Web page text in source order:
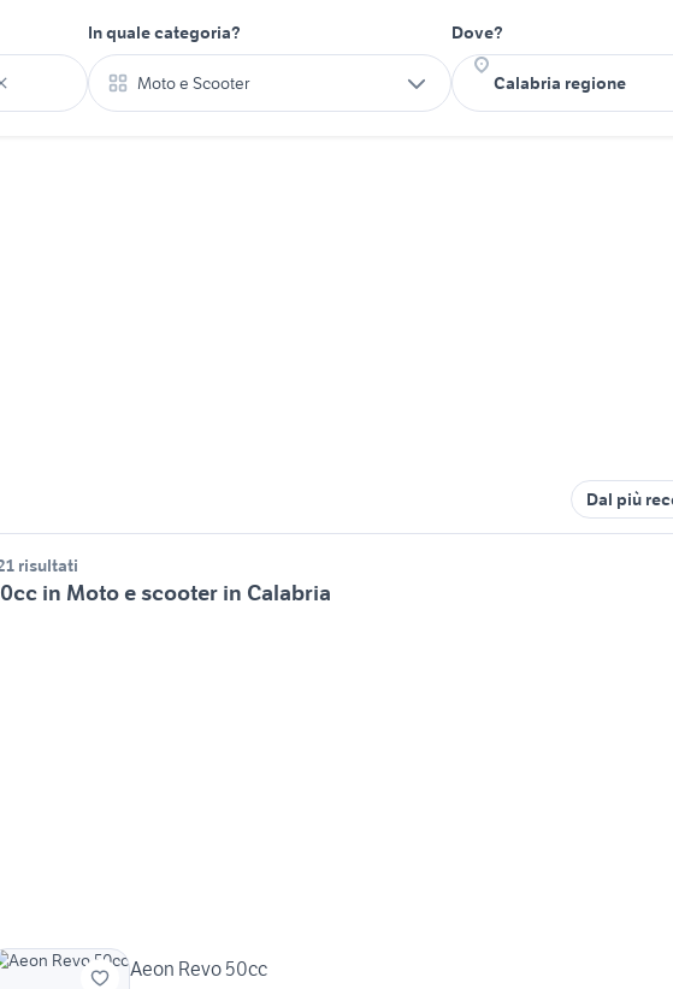
In quale categoria?
Moto e Scooter
Dove?
Dal più
risultati
in Moto e scooter in Calabria
Aeon Revo 50cc